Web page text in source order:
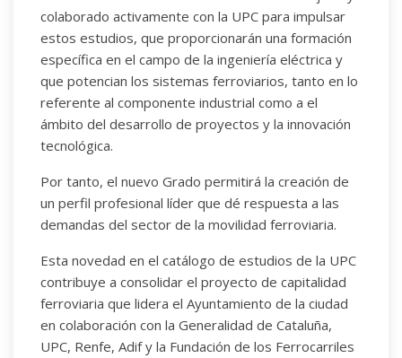
colaborado activamente con la UPC para impulsar
estos estudios, que proporcionarán una formación
específica en el campo de la ingeniería eléctrica y
que potencian los sistemas ferroviarios, tanto en lo
referente al componente industrial como a el
ámbito del desarrollo de proyectos y la innovación
tecnológica.
Por tanto, el nuevo Grado permitirá la creación de
un perfil profesional líder que dé respuesta a las
demandas del sector de la movilidad ferroviaria.
Esta novedad en el catálogo de estudios de la UPC
contribuye a consolidar el proyecto de capitalidad
ferroviaria que lidera el Ayuntamiento de la ciudad
en colaboración con la Generalidad de Cataluña,
UPC, Renfe, Adif y la Fundación de los Ferrocarriles